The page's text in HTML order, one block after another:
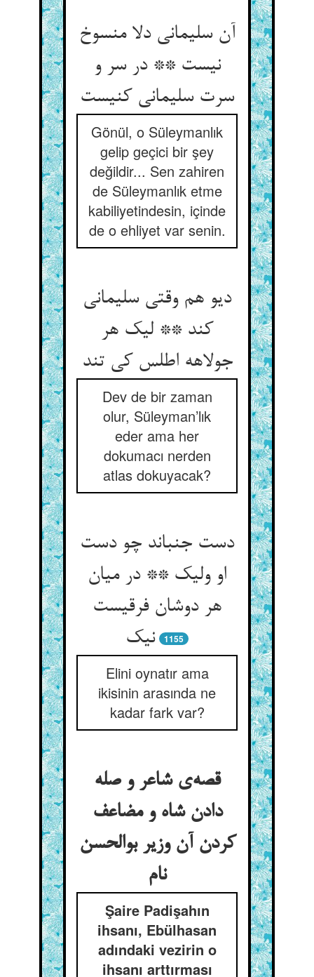
آن سلیمانی دلا منسوخ
نیست ** در سر و
سرت سلیمانی کنیست
Gönül, o Süleymanlık
gelip geçici bir şey
değildir... Sen zahiren
de Süleymanlık etme
kabiliyetindesin, içinde
de o ehliyet var senin.
دیو هم وقتی سلیمانی
کند ** لیک هر
جولاهه اطلس کی تند
Dev de bir zaman
olur, Süleyman’lık
eder ama her
dokumacı nerden
atlas dokuyacak?
دست جنباند چو دست
او ولیک ** در میان
هر دوشان فرقیست
نیک
1155
Elini oynatır ama
ikisinin arasında ne
kadar fark var?
قصه‌ی شاعر و صله
دادن شاه و مضاعف
کردن آن وزیر بوالحسن
نام
Şaire Padişahın
ihsanı, Ebülhasan
adındaki vezirin o
ihsanı arttırması